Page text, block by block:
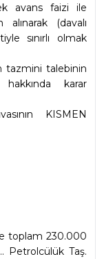
avans faizi ile
(davalı
sınırlı olmak
tazmini talebinin
karar
KISMEN
toplam 230.000
Petrolcülük Taş.